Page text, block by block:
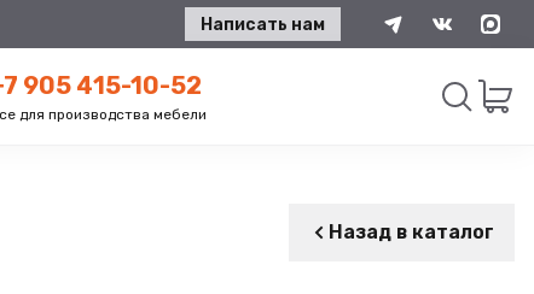
Написать нам
905 415-10-52
для производства мебели
Назад в каталог